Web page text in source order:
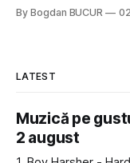
By Bogdan BUCUR
LATEST
Muzică pe
2 august